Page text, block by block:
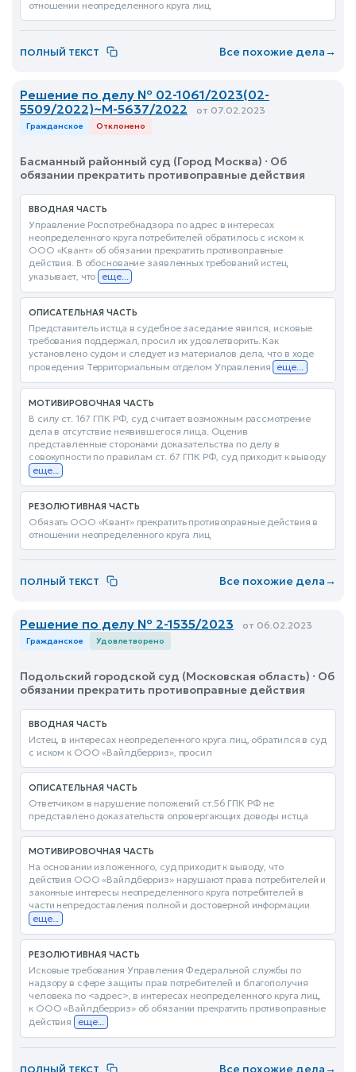
отношении неопределенного круга лиц
ПОЛНЫЙ ТЕКСТ Все похожие дела→
Решение по делу № 02-1061/2023(02-
5509/2022)~М-5637/2022
от 07.02.2023
Гражданское Отклонено
Басманный районный суд (Город Москва) · Об
обязании прекратить противоправные действия
ВВОДНАЯ ЧАСТЬ
Управление Роспотребнадзора по адрес в интересах
неопределенного круга потребителей обратилось с иском к
ООО «Квант» об обязании прекратить противоправные
действия. В обоснование заявленных требований истец
указывает, что еще...
ОПИСАТЕЛЬНАЯ ЧАСТЬ
Представитель истца в судебное заседание явился, исковые
требования поддержал, просил их удовлетворить. Как
установлено судом и следует из материалов дела, что в ходе
проведения Территориальным отделом Управления еще...
МОТИВИРОВОЧНАЯ ЧАСТЬ
В силу ст. 167 ГПК РФ, суд считает возможным рассмотрение
дела в отсутствие неявившегося лица. Оценив
представленные сторонами доказательства по делу в
совокупности по правилам ст. 67 ГПК РФ, суд приходит к выводу
еще...
РЕЗОЛЮТИВНАЯ ЧАСТЬ
Обязать ООО «Квант» прекратить противоправные действия в
отношении неопределенного круга лиц
ПОЛНЫЙ ТЕКСТ Все похожие дела→
Решение по делу № 2-1535/2023 от 06.02.2023
Гражданское Удовлетворено
Подольский городской суд (Московская область) · Об
обязании прекратить противоправные действия
ВВОДНАЯ ЧАСТЬ
Истец, в интересах неопределенного круга лиц, обратился в суд
с иском к ООО «Вайлдберриз», просил
ОПИСАТЕЛЬНАЯ ЧАСТЬ
Ответчиком в нарушение положений ст.56 ГПК РФ не
представлено доказательств опровергающих доводы истца
МОТИВИРОВОЧНАЯ ЧАСТЬ
На основании изложенного, суд приходит к выводу, что
действия ООО «Вайлдберриз» нарушают права потребителей и
законные интересы неопределенного круга потребителей в
части непредоставления полной и достоверной информации
еще...
РЕЗОЛЮТИВНАЯ ЧАСТЬ
Исковые требования Управления Федеральной службы по
надзору в сфере защиты прав потребителей и благополучия
человека по <адрес>, в интересах неопределенного круга лиц,
к ООО «Вайлдберриз» об обязании прекратить противоправные
действия
еще...
ПОЛНЫЙ ТЕКСТ Все похожие дела→